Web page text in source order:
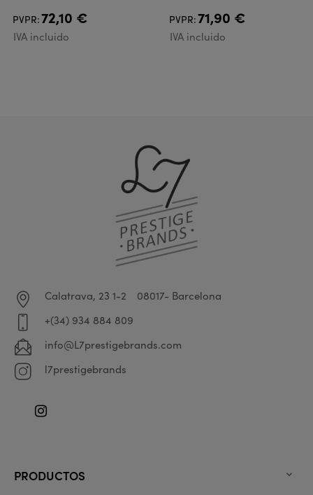
PVPR:72,10 €
IVA incluido
PVPR:71,90 €
IVA incluido
Calatrava, 23 1-2
08017- Barcelona
+(34) 934 884 809
info@L7prestigebrands.com
l7prestigebrands
Instagram
PRODUCTOS 